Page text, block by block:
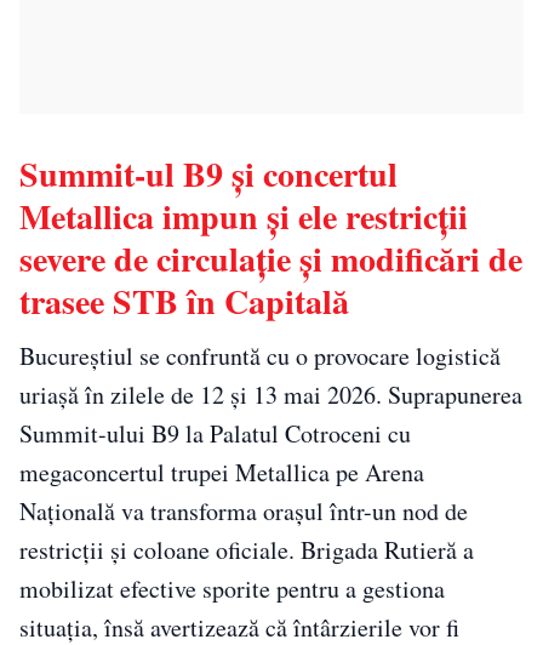
Summit-ul B9 și concertul
Metallica impun și ele restricții
severe de circulație și modificări de
trasee STB în Capitală
Bucureștiul se confruntă cu o provocare logistică
uriașă în zilele de 12 și 13 mai 2026. Suprapunerea
Summit-ului B9 la Palatul Cotroceni cu
megaconcertul trupei Metallica pe Arena
Națională va transforma orașul într-un nod de
restricții și coloane oficiale. Brigada Rutieră a
mobilizat efective sporite pentru a gestiona
situația, însă avertizează că întârzierile vor fi